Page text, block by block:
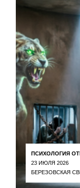
ПСИХОЛОГИЯ
23 ИЮЛЯ 2026
БЕРЕЗОВСКАЯ